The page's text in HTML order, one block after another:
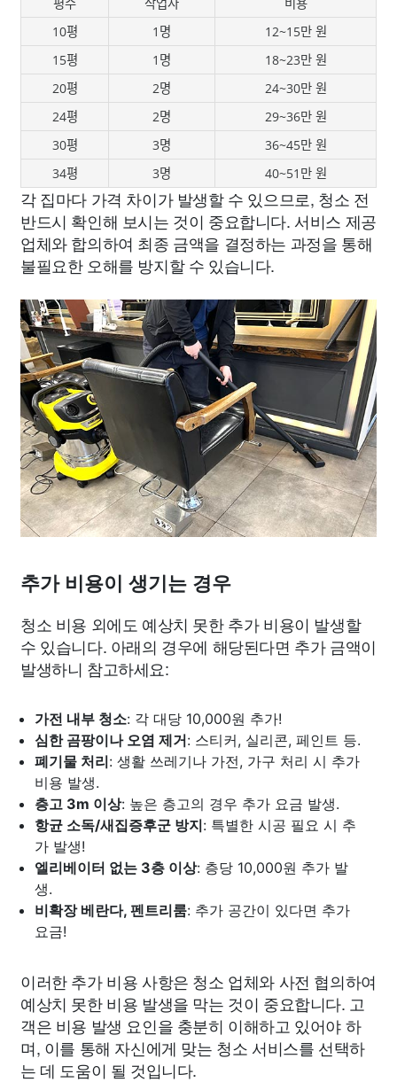
10평
1명
12~15만 원
15평
1명
18~23만 원
20평
2명
24~30만 원
24평
2명
29~36만 원
30평
3명
36~45만 원
34평
3명 40~51만 원
각 집마다 가격 차이가 발생할 수 있으므로, 청소 전
반드시 확인해 보시는 것이 중요합니다. 서비스 제공
업체와 합의하여 최종 금액을 결정하는 과정을 통해
불필요한 오해를 방지할 수 있습니다.
추가 비용이 생기는 경우
청소 비용 외에도 예상치 못한 추가 비용이 발생할
수 있습니다. 아래의 경우에 해당된다면 추가 금액이
발생하니 참고하세요:
가전 내부 청소: 각 대당 10,000원 추가!
심한 곰팡이나 오염 제거: 스티커, 실리콘, 페인트 등.
폐기물 처리: 생활 쓰레기나 가전, 가구 처리 시 추가
비용 발생.
층고 3m 이상: 높은 층고의 경우 추가 요금 발생.
항균 소독/새집증후군 방지: 특별한 시공 필요 시 추
가 발생!
엘리베이터 없는 3층 이상: 층당 10,000원 추가 발
생.
비확장 베란다, 펜트리룸: 추가 공간이 있다면 추가
요금!
이러한 추가 비용 사항은 청소 업체와 사전 협의하여
예상치 못한 비용 발생을 막는 것이 중요합니다. 고
객은 비용 발생 요인을 충분히 이해하고 있어야 하
며, 이를 통해 자신에게 맞는 청소 서비스를 선택하
는 데 도움이 될 것입니다.